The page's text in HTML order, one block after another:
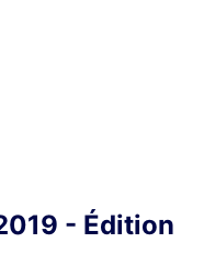
- Édition